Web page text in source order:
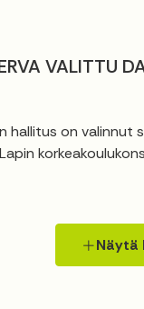
VALITTU
on valinnut
Näytä